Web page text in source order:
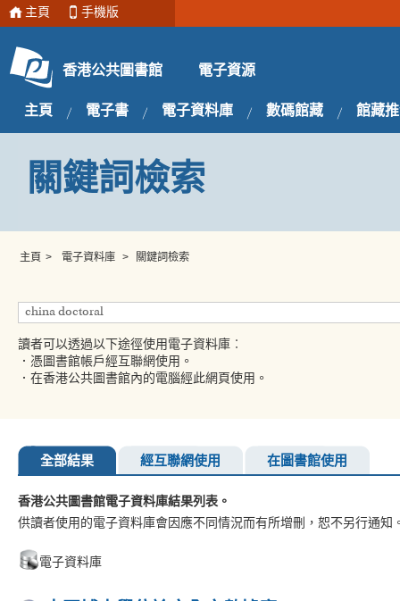
主頁 手機版
香港公共圖書館 電子資源
主頁 電子書 電子資料庫 數碼館藏 館藏
關鍵詞檢索
主頁 > 電子資料庫 > 關鍵詞檢索
讀者可以透過以下途徑使用電子資料庫︰
．憑圖書館帳戶經互聯網使用。
．在香港公共圖書館內的電腦經此網頁使用。
全部結果 經互聯網使用 在圖書館使用
香港公共圖書館電子資料庫結果列表。
供讀者使用的電子資料庫會因應不同情況而有所增刪，恕不另行通知
電子資料庫